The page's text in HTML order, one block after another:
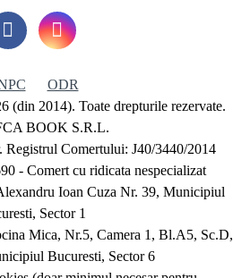
ODR
(din 2014). Toate drepturile rezervate.
BOOK S.R.L.
Comertului: J40/3440/2014
- Comert cu ridicata nespecializat
Ioan Cuza Nr. 39, Municipiul
Sector 1
Mica, Nr.5, Camera 1, Bl.A5, Sc.D,
Bucuresti, Sector 6